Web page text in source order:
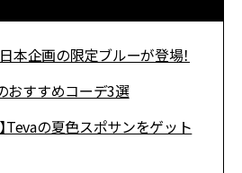
本企画の限定ブルーが登場！
おすすめコーデ3選
Tevaの夏色スポサンをゲット